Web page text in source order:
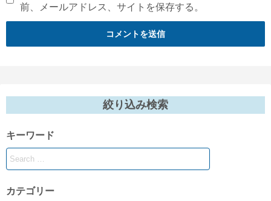
前、メールアドレス、サイトを保存する。
絞り込み検索
キーワード
カテゴリー